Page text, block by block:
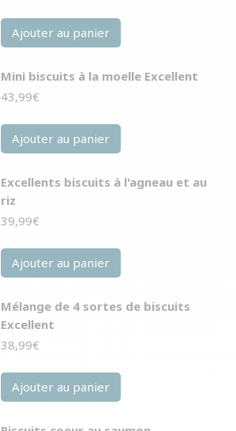
Ajouter au panier
Mini biscuits à la moelle Excellent
43,99€
Ajouter au panier
Excellents biscuits à l'agneau et au
riz
39,99€
Ajouter au panier
Mélange de 4 sortes de biscuits
Excellent
38,99€
Ajouter au panier